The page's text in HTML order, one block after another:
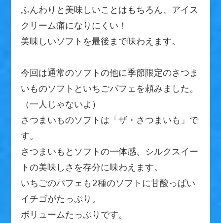
ふんわりと美味しいことはもちろん、アイス
クリーム痛になりにくい！
美味しいソフトを最後まで味わえます。
今回は通常のソフトの他に季節限定のさつま
いものソフトといちごパフェを頼みました。
（一人じゃないよ）
さつまいものソフトは「ザ・さつまいも」で
す。
さつまいもとソフトの一体感、シルクスイー
トの美味しさを存分に味わえます。
いちごのパフェも2種のソフトに甘酸っぱい
イチゴがたっぷり。
ボリュームたっぷりです。